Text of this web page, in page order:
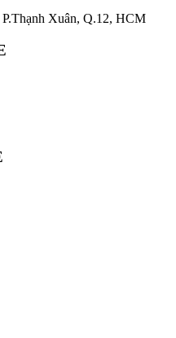
Xuân, Q.12, HCM